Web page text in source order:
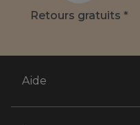
Retours gratuits *
Aide